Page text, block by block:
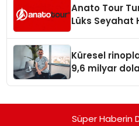
Anato Tour
Lüks Seyahat
Küresel
9,6 milyar
Süper Haberin